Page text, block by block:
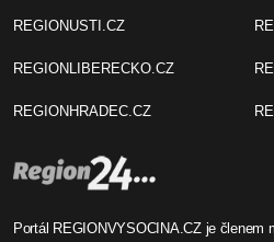
REGIONUSTI.CZ
REGIONLIBERECKO.CZ
REGIONHRADEC.CZ
Portál REGIONVYSOCINA.CZ je členem